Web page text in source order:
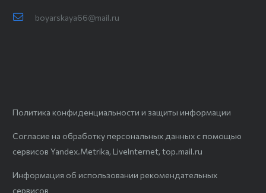
boyarskaya66@mail.ru
Политика конфиденциальности и защиты информации
Согласие на обработку персональных данных с помощью
сервисов Yandex.Metrika, LiveInternet, top.mail.ru
Информация об использовании рекомендательных
сервисов